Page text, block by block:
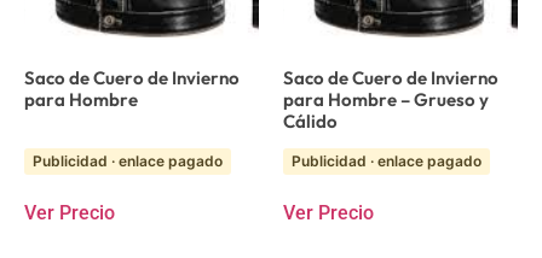
Saco de Cuero de Invierno
para Hombre
Publicidad · enlace pagado
Ver Precio
Saco de Cuero de Invierno
para Hombre – Grueso y
Cálido
Publicidad · enlace pagado
Ver Precio